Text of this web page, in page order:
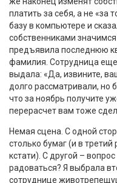
платить за себя, а не «за
базу в компьютере и
собственниками
предъявила последнюю
фамилия. Сотрудница еще
выдала: «Да, извините,
долго рассматривали, но
что за ноябрь получите
перерасчет вам тоже
Немая сцена. С одной
столько бумаг (и в третий
кстати). С другой –
радоваться? Я выбрала
сотруднице